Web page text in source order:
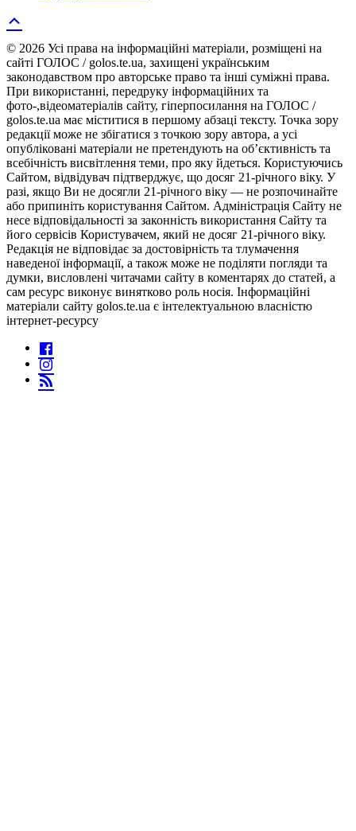
© 2026 Усі права на інформаційні матеріали, розміщені на
сайті ГОЛОС / golos.te.ua, захищені українським
законодавством про авторське право та інші суміжні права.
При використанні, передруку інформаційних та
фото-,відеоматеріалів сайту, гіперпосилання на ГОЛОС /
golos.te.ua має міститися в першому абзаці тексту. Точка зору
редакції може не збігатися з точкою зору автора, а усі
опубліковані матеріали не претендують на об’єктивність та
всебічність висвітлення теми, про яку йдеться. Користуючись
Сайтом, відвідувач підтверджує, що досяг 21-річного віку. У
разі, якщо Ви не досягли 21-річного віку — не розпочинайте
або припиніть користування Сайтом. Адміністрація Сайту не
несе відповідальності за законність використання Сайту та
його сервісів Користувачем, який не досяг 21-річного віку.
Редакція не відповідає за достовірність та тлумачення
наведеної інформації, а також може не поділяти погляди та
думки, висловлені читачами сайту в коментарях до статей, а
сам ресурс виконує винятково роль носія. Інформаційні
матеріали сайту golos.te.ua є інтелектуальною власністю
інтернет-ресурсу